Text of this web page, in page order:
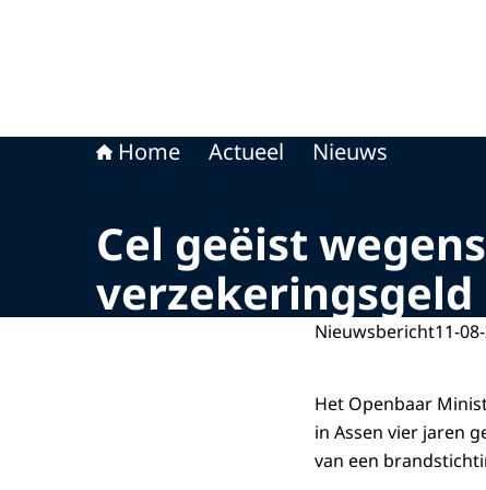
Home Actueel Nieuws
Cel geëist
verzekeringsgeld
Nieuwsbericht11-
Het Openbaar
in Assen vier jaren
van een